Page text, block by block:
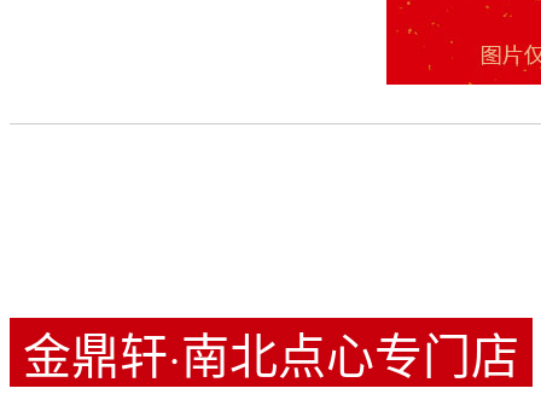
金鼎轩·南北点心专门店